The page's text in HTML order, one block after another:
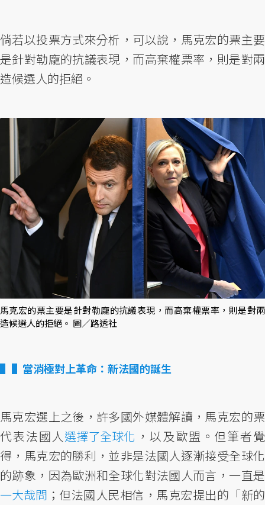
倘若以投票方式來分析，可以說，馬克宏的票主要
是針對勒龐的抗議表現，而高棄權票率，則是對兩
造候選人的拒絕。
馬克宏的票主要是針對勒龐的抗議表現，而高棄權票率，則是對兩
造候選人的拒絕。 圖／路透社
▌當消極對上革命：新法國的誕生
馬克宏選上之後，許多國外媒體解讀，馬克宏的票
代表法國人選擇了全球化 ，以及歐盟。但筆者覺
得，馬克宏的勝利，並非是法國人逐漸接受全球化
的跡象，因為歐洲和全球化對法國人而言，一直是
一大哉問 ；但法國人民相信，馬克宏提出的「新的